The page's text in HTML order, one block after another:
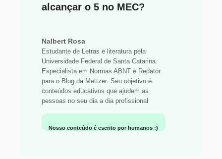
alcançar o 5 no MEC?
Nalbert Rosa
Estudante de Letras e literatura pela
Universidade Federal de Santa Catarina.
Especialista em Normas ABNT e Redator
para o Blog da Mettzer. Seu objetivo é
conteúdos educativos que ajudem as
pessoas no seu dia a dia profissional
Nosso conteúdo é escrito por humanos :)